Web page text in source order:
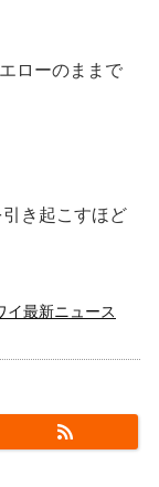
ローのままで
き起こすほど
イ最新ニュース